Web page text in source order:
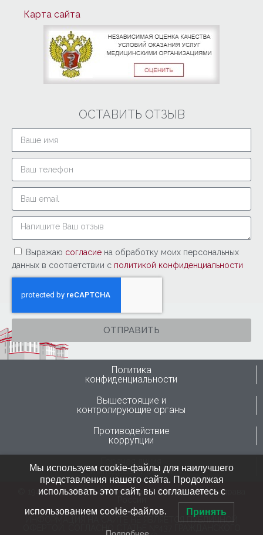
Карта сайта
ОСТАВИТЬ ОТЗЫВ
Выражаю согласие на обработку моих персональных
данных в соответствии с политикой конфиденциальности
ОТПРАВИТЬ
Политика
конфиденциальности
Вышестоящие и
контролирующие органы
Противодействие
коррупции
Горячая линия
Минздрава России
© 1946-2024 ФГБУ “ННИИТО им. Я.Л.Цивьяна” Минздрава
ИНФОРМАЦИЯ НА САЙТЕ НЕ ЯВЛЯЕТСЯ ПУБЛИЧНОЙ
Мы используем cookie-файлы для наилучшего
представления нашего сайта. Продолжая
использовать этот сайт, вы соглашаетесь с
использованием cookie-файлов. Принять